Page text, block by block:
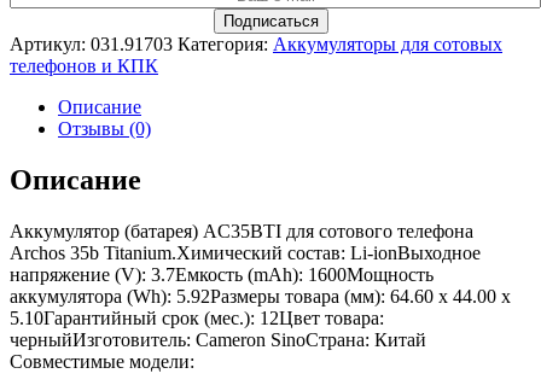
Артикул: 031.91703 Категория: Аккумуляторы для сотовых
телефонов и КПК
Описание
Отзывы (0)
Описание
Аккумулятор (батарея) AC35BTI для сотового телефона
Archos 35b Titanium.Химический состав: Li-ionВыходное
напряжение (V): 3.7Емкость (mAh): 1600Мощность
аккумулятора (Wh): 5.92Размеры товара (мм): 64.60 x 44.00 x
5.10Гарантийный срок (мес.): 12Цвет товара:
черныйИзготовитель: Cameron SinoСтрана: Китай
Совместимые модели: